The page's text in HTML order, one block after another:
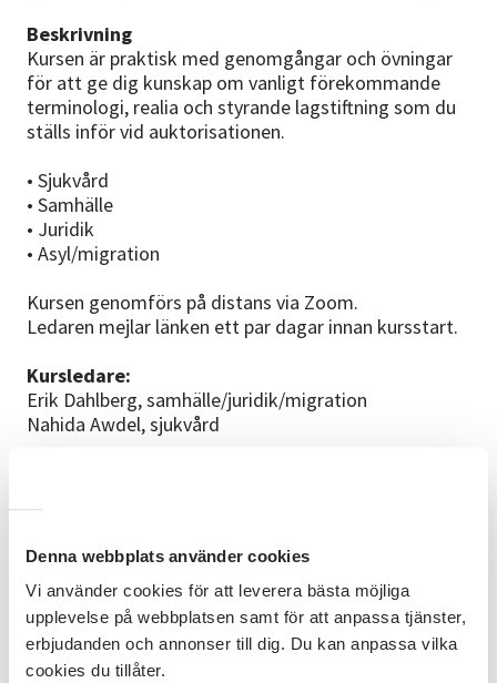
Denna webbplats använder cookies
Vi använder cookies för att leverera bästa möjliga
upplevelse på webbplatsen samt för att anpassa tjänster,
erbjudanden och annonser till dig. Du kan anpassa vilka
cookies du tillåter.
Beskrivning
Kursen är praktisk med genomgångar och övningar
för att ge dig kunskap om vanligt förekommande
terminologi, realia och styrande lagstiftning som du
ställs inför vid auktorisationen.
• Sjukvård
• Samhälle
• Juridik
• Asyl/migration
Kursen genomförs på distans via Zoom.
Ledaren mejlar länken ett par dagar innan kursstart.
Kursledare:
Erik Dahlberg, samhälle/juridik/migration
Nahida Awdel, sjukvård
sön 23 augusti, 9-15 (Erik)
fre 4 september, 16-20 (Nahida)
lör 5 september, 9-18 (Nahida)
sön 6 september, 9-15 (Nahida)
fre 18 september, 16-20 (Erik)
lör 19 september, 9-18 (Erik)